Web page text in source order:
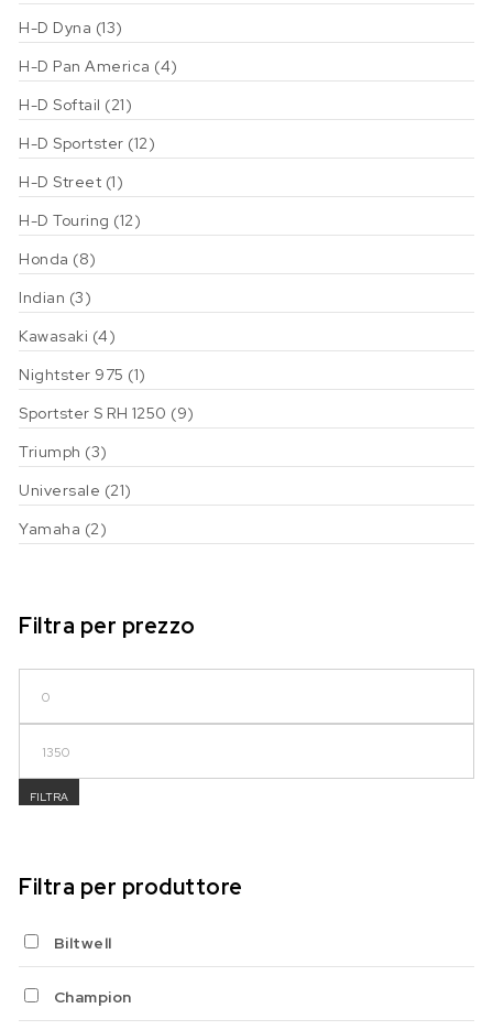
H-D Dyna (13)
H-D Pan America (4)
H-D Softail (21)
H-D Sportster (12)
H-D Street (1)
H-D Touring (12)
Honda (8)
Indian (3)
Kawasaki (4)
Nightster 975 (1)
Sportster S RH 1250 (9)
Triumph (3)
Universale (21)
Yamaha (2)
Filtra per prezzo
FILTRA
Filtra per produttore
Biltwell
Champion